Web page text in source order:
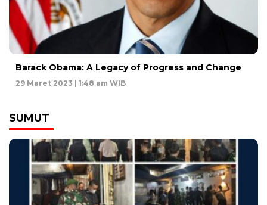
Barack Obama: A Legacy of Progress and Change
29 Maret 2023 | 1:48 am WIB
SUMUT